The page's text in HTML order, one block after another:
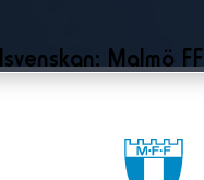
Malmö